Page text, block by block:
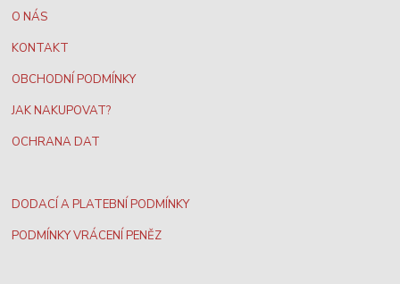
O NÁS
KONTAKT
OBCHODNÍ PODMÍNKY
JAK NAKUPOVAT?
OCHRANA DAT
DODACÍ A PLATEBNÍ PODMÍNKY
PODMÍNKY VRÁCENÍ PENĚZ